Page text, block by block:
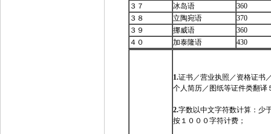
３７
冰岛语
360
３８
立陶宛语
370
３９
挪威语
360
４０
加泰隆语 430
1.证书／营业执照／资格证书
个人简历／图纸等证件类翻
2.字数以中文字符数计算：
按１０００字符计费；